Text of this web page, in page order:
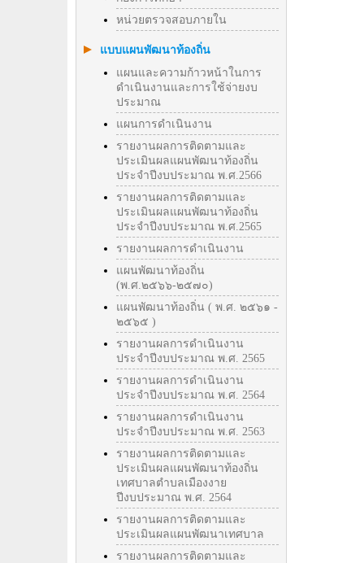
หน่วยตรวจสอบภายใน
แบบแผนพัฒนาท้องถิ่น
แผนและความก้าวหน้าในการ
ดำเนินงานและการใช้จ่ายงบ
ประมาณ
แผนการดำเนินงาน
รายงานผลการติดตามและ
ประเมินผลแผนพัฒนาท้องถิ่น
ประจำปีงบประมาณ พ.ศ.2566
รายงานผลการติดตามและ
ประเมินผลแผนพัฒนาท้องถิ่น
ประจำปีงบประมาณ พ.ศ.2565
รายงานผลการดำเนินงาน
แผนพัฒนาท้องถิ่น
(พ.ศ.๒๕๖๖-๒๕๗๐)
แผนพัฒนาท้องถิ่น ( พ.ศ. ๒๕๖๑ -
๒๕๖๕ )
รายงานผลการดำเนินงาน
ประจำปีงบประมาณ พ.ศ. 2565
รายงานผลการดำเนินงาน
ประจำปีงบประมาณ พ.ศ. 2564
รายงานผลการดำเนินงาน
ประจำปีงบประมาณ พ.ศ. 2563
รายงานผลการติดตามและ
ประเมินผลแผนพัฒนาท้องถิ่น
เทศบาลตำบลเมืองงาย
ปีงบประมาณ พ.ศ. 2564
รายงานผลการติดตามและ
ประเมินผลแผนพัฒนาเทศบาล
รายงานผลการติดตามและ